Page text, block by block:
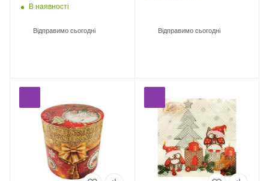
В наявності
Відправимо сьогодні Відправимо сьогодні